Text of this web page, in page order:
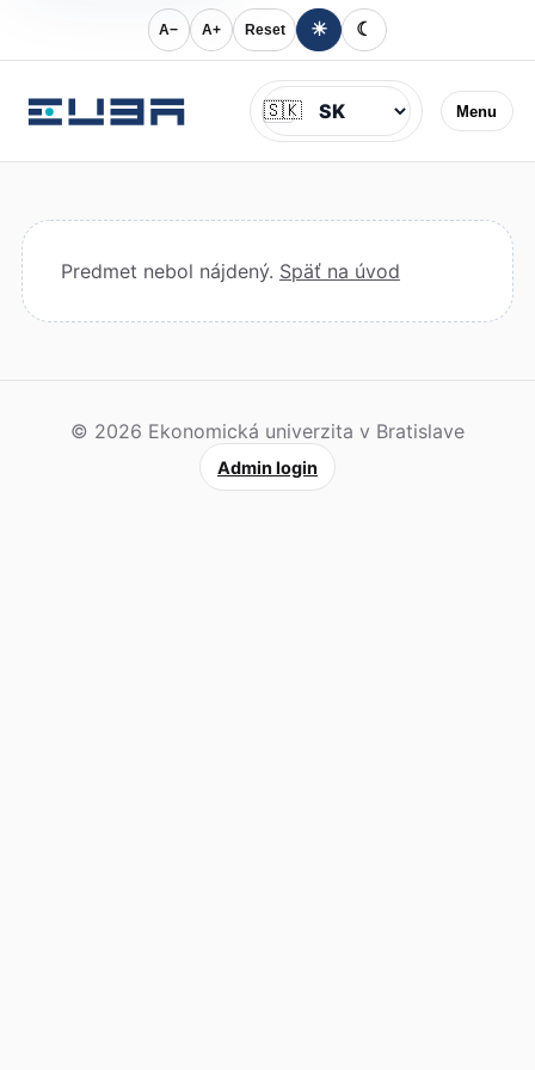
A− A+ Reset ☀ ☾
Menu
Jazyk
🇸🇰
Predmet nebol nájdený. Späť na úvod
© 2026 Ekonomická univerzita v Bratislave
Admin login